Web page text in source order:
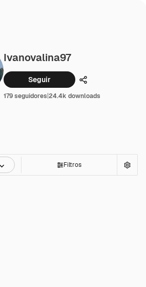
Ivanovalina97
Seguir Compartilhar
179 seguidores|24.4k downloads
Filtros